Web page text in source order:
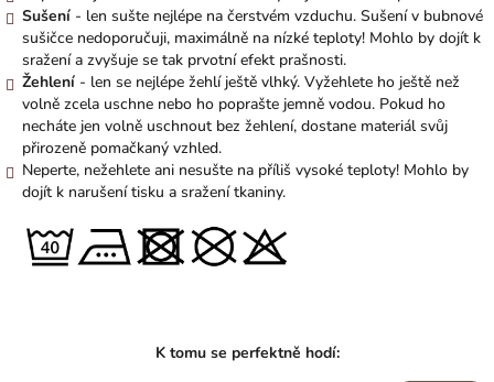
Sušení - len sušte nejlépe na čerstvém vzduchu. Sušení v bubnové
sušičce nedoporučuji, maximálně na nízké teploty! Mohlo by dojít k
sražení a zvyšuje se tak prvotní efekt prašnosti.
Žehlení - len se nejlépe žehlí ještě vlhký. Vyžehlete ho ještě než
volně zcela uschne nebo ho poprašte jemně vodou. Pokud ho
necháte jen volně uschnout bez žehlení, dostane materiál svůj
přirozeně pomačkaný vzhled.
Neperte, nežehlete ani nesušte na příliš vysoké teploty! Mohlo by
dojít k narušení tisku a sražení tkaniny.